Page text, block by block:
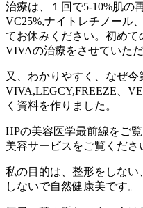
治療は、１回で5-10%肌の
VC25%,ナイトレチノール
てお休みください。初めて
VIVAの治療をさせていただ
又、わかりやすく、なぜ
VIVA,LEGCY,FREEZE、
く資料を作りました。
HPの美容医学最前線をご
美容サービスをご覧くださ
私の目的は、整形をしない
しないで自然健康美です。